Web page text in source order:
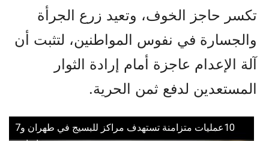
تكسر حاجز الخوف، وتعيد زرع الجرأة
والجسارة في نفوس المواطنين، لتثبت أن
آلة الإعدام عاجزة أمام إرادة الثوار
المستعدين لدفع ثمن الحرية.
10عمليات متزامنة تستهدف مراكز للبسيج في طهران و7